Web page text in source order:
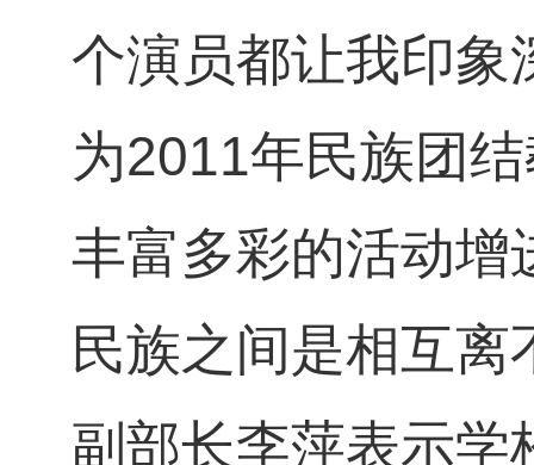
个演员都让我印象
为2011年民族团
丰富多彩的活动增
民族之间是相互离
副部长李萍表示学